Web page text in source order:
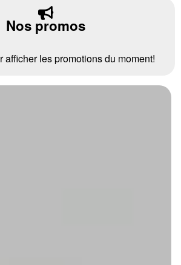
Nos promos
afficher les promotions du moment!